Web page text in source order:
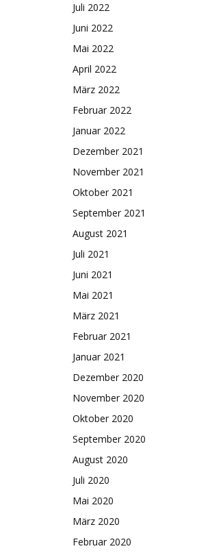
Juli 2022
Juni 2022
Mai 2022
April 2022
März 2022
Februar 2022
Januar 2022
Dezember 2021
November 2021
Oktober 2021
September 2021
August 2021
Juli 2021
Juni 2021
Mai 2021
März 2021
Februar 2021
Januar 2021
Dezember 2020
November 2020
Oktober 2020
September 2020
August 2020
Juli 2020
Mai 2020
März 2020
Februar 2020